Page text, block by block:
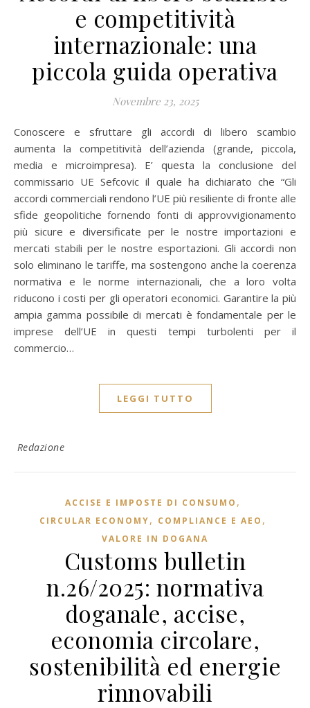
e competitività
internazionale: una
piccola guida operativa
Novembre 23, 2025
Conoscere e sfruttare gli accordi di libero scambio
aumenta la competitività dell’azienda (grande, piccola,
media e microimpresa). E’ questa la conclusione del
commissario UE Sefcovic il quale ha dichiarato che “Gli
accordi commerciali rendono l’UE più resiliente di fronte alle
sfide geopolitiche fornendo fonti di approvvigionamento
più sicure e diversificate per le nostre importazioni e
mercati stabili per le nostre esportazioni. Gli accordi non
solo eliminano le tariffe, ma sostengono anche la coerenza
normativa e le norme internazionali, che a loro volta
riducono i costi per gli operatori economici. Garantire la più
ampia gamma possibile di mercati è fondamentale per le
imprese dell’UE in questi tempi turbolenti per il
commercio…
LEGGI TUTTO
Redazione
ACCISE E IMPOSTE DI CONSUMO ,
CIRCULAR ECONOMY, COMPLIANCE E AEO ,
VALORE IN DOGANA
Customs bulletin
n.26/2025: normativa
doganale, accise,
economia circolare,
sostenibilità ed energie
rinnovabili